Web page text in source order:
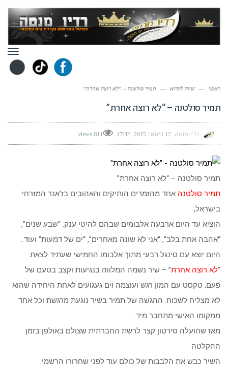
ראשי — שווה לקרוא — תמיר סולטנה – “לא רוצה אחרת”
תמיר סולטנה – “לא רוצה אחרת”
רדיו מנטה 12 בינואר 2015 17:42
811 views
תמיר סולטנה – “לא רוצה אחרת”
תמיר סולטנה אחד מהזמרים הותיקים והאהובים בז’אנר המזרחי
בישראל,
הוציא עד היום ארבעה אלבומים שבהם להיטי ענק: “שבע שנים”,
“אהבה אחת בלב”, “אני לא שונה מאחרים”, “ים של דמעות” ועוד..
היום יוצא עם סינגל רבעי מתוך אלבומו החמישי שעתיד לצאת.
“לא רוצה אחרת” – שיר נשמה המלווה בנגיעות וקצב בטעם של
פעם, טקסט עם המון רגש ועוצמה וים געגועים לאחת היחידה שהוא
לא מצליח לשכוח. ההגשה של תמיר בשיר נוגעת מרגשת וכל אחד
ממקומו האישי מתחבר מיד.
מאז שהועלה סירטון קצר לרשת החברתית שצולם באולפן בזמן
ההקלטה
השיר כבש את הלבבות של כולם עוד לפני שחרורו הרשמי.